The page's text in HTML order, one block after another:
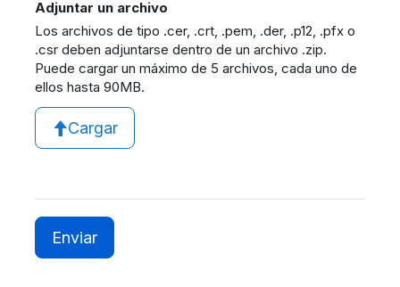
Adjuntar un archivo
Los archivos de tipo .cer, .crt, .pem, .der, .p12, .pfx o
.csr deben adjuntarse dentro de un archivo .zip.
Puede cargar un máximo de 5 archivos, cada uno de
ellos hasta 90MB.
Cargar